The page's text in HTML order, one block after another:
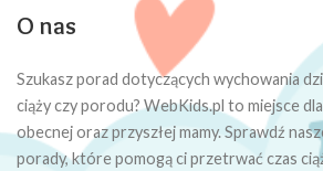
O nas
Szukasz porad dotyczących wychowania
ciąży czy porodu? WebKids.pl to miejsce
obecnej oraz przyszłej mamy. Sprawdź
porady, które pomogą ci przetrwać czas